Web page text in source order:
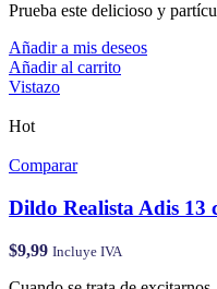
Prueba este delicioso y
Añadir a mis deseos
Añadir al carrito
Vistazo
Hot
Comparar
Dildo Realista Adis 13
$9,99 Incluye IVA